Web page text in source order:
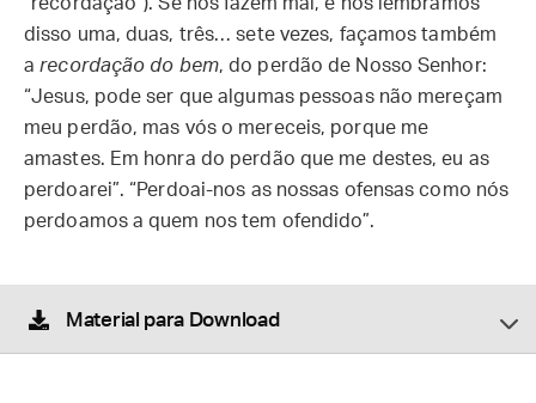
disso uma, duas, três… sete vezes, façamos também
arecordação do bem, do perdão de Nosso Senhor:
“Jesus, pode ser que algumas pessoas não mereçam
meu perdão, mas vós o mereceis, porque me
amastes. Em honra do perdão que me destes, eu as
perdoarei”. “Perdoai-nos as nossas ofensas como nós
perdoamos a quem nos tem ofendido”.
Material para Download